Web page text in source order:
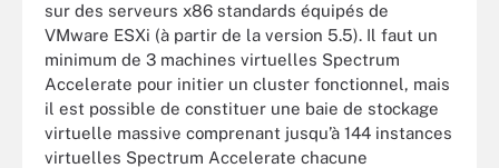
sur des serveurs x86 standards équipés de
VMware ESXi (à partir de la version 5.5). Il faut un
minimum de 3 machines virtuelles Spectrum
Accelerate pour initier un cluster fonctionnel, mais
il est possible de constituer une baie de stockage
virtuelle massive comprenant jusqu’à 144 instances
virtuelles Spectrum Accelerate chacune